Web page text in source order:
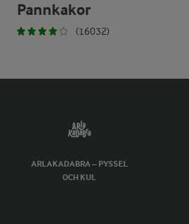
Pannkakor
(16032)
ARLAKADABRA – PYSSEL
OCH KUL